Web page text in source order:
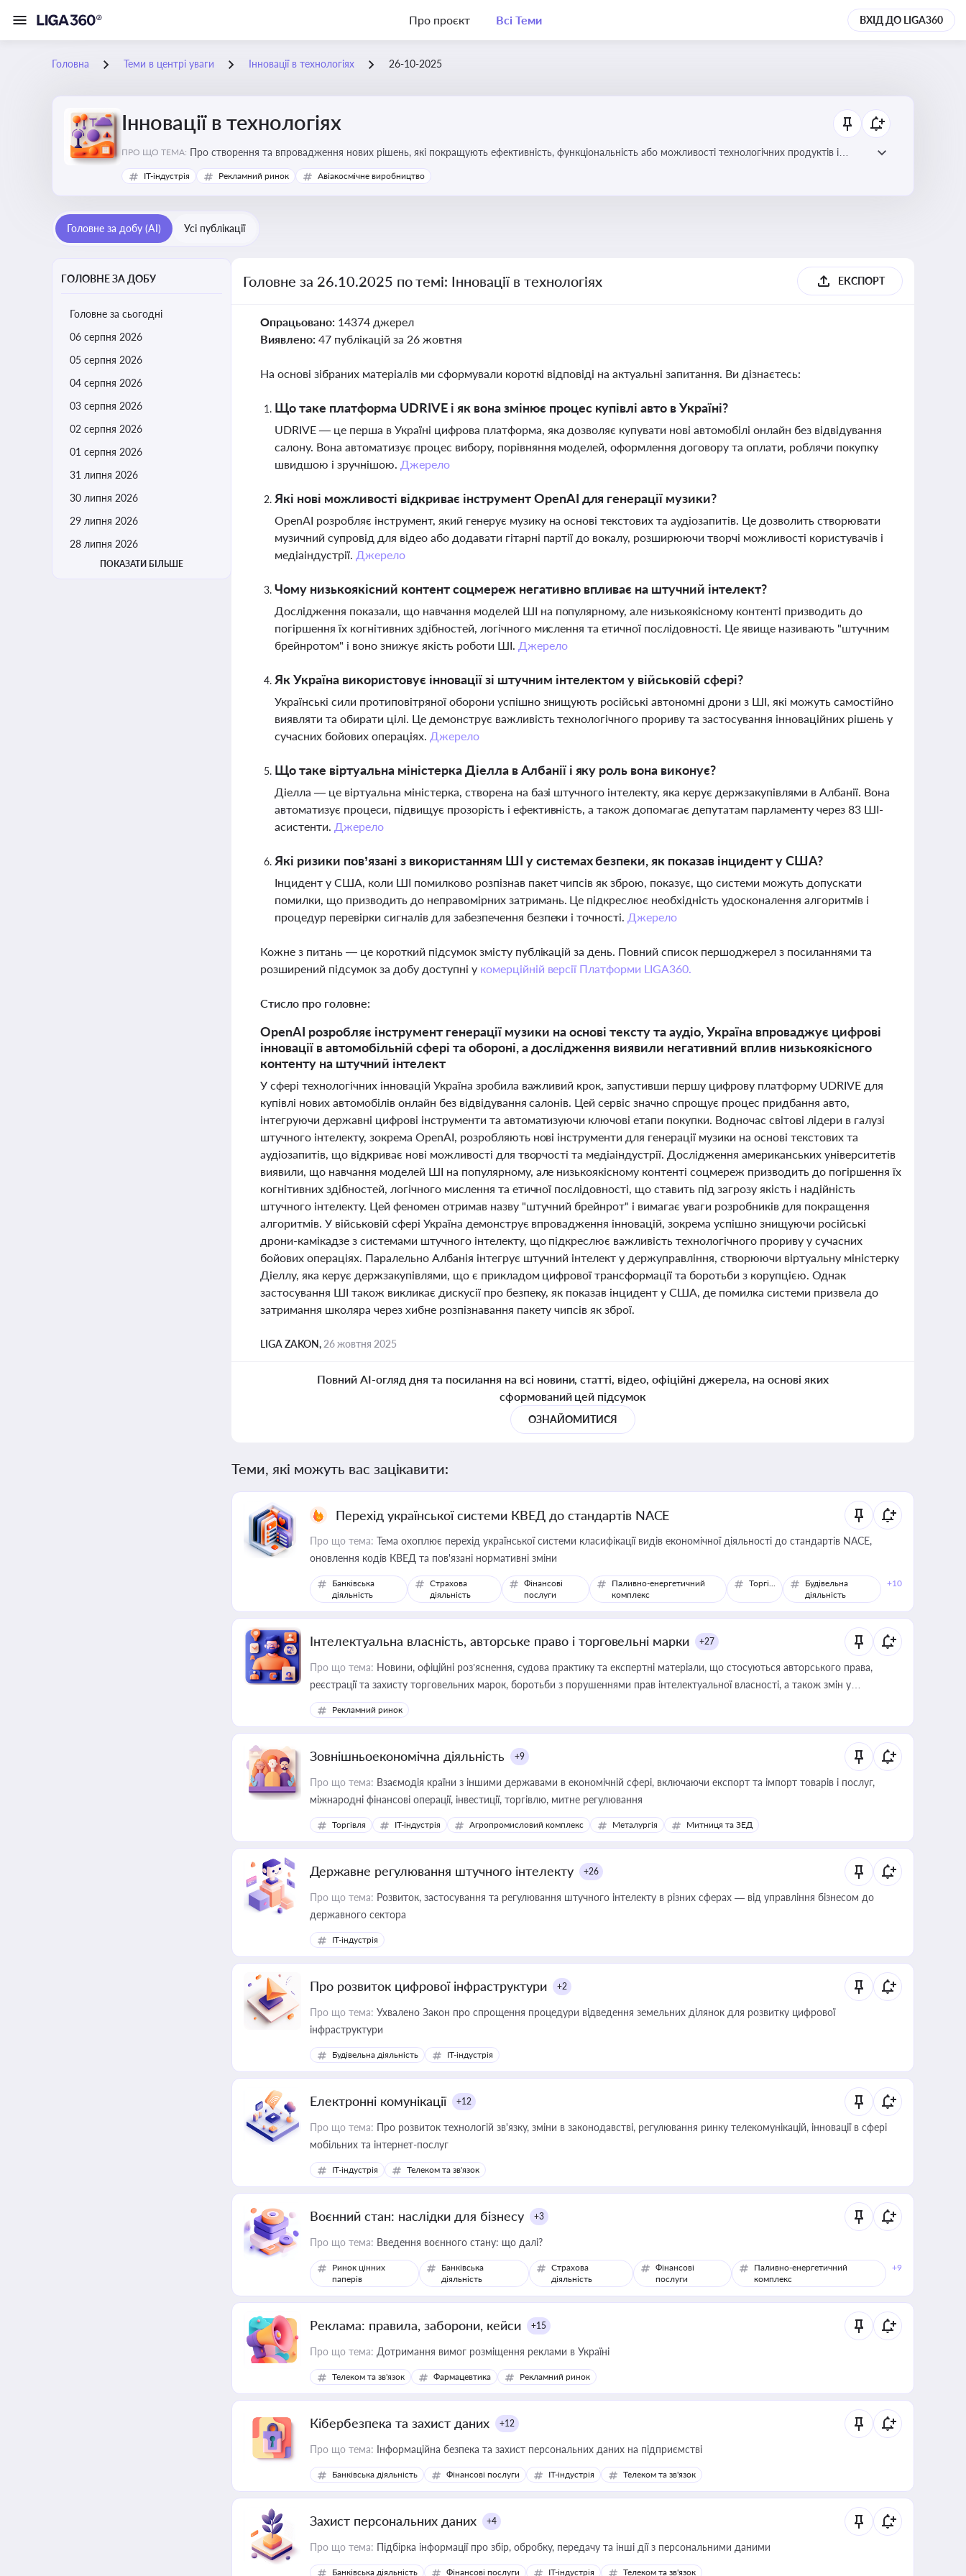
Про проєкт Всі Теми ВХІД ДО LIGA360
Головна Теми в центрі уваги Інновації в технологіях 26-10-2025
Інновації в технологіях
ПРО ЩО ТЕМА: Про створення та впровадження нових рішень, які покращують ефективність, функціональність або можливості технологічних продуктів і
процесів. Штучний інтелект та його використання
IT-індустрія Рекламний ринок Авіакосмічне виробництво
Головне за добу (AI) Усі публікації
ГОЛОВНЕ ЗА ДОБУ
Головне за сьогодні
06 серпня 2026
05 серпня 2026
04 серпня 2026
03 серпня 2026
02 серпня 2026
01 серпня 2026
31 липня 2026
30 липня 2026
29 липня 2026
28 липня 2026
ПОКАЗАТИ БІЛЬШЕ
Головне за 26.10.2025 по темі: Інновації в технологіях ЕКСПОРТ
Опрацьовано: 14374 джерел
Виявлено: 47 публікацій за 26 жовтня
На основі зібраних матеріалів ми сформували короткі відповіді на актуальні запитання. Ви дізнаєтесь:
Що таке платформа UDRIVE і як вона змінює процес купівлі авто в Україні?
UDRIVE — це перша в Україні цифрова платформа, яка дозволяє купувати нові автомобілі онлайн без відвідування
салону. Вона автоматизує процес вибору, порівняння моделей, оформлення договору та оплати, роблячи покупку
швидшою і зручнішою. Джерело
Які нові можливості відкриває інструмент OpenAI для генерації музики?
OpenAI розробляє інструмент, який генерує музику на основі текстових та аудіозапитів. Це дозволить створювати
музичний супровід для відео або додавати гітарні партії до вокалу, розширюючи творчі можливості користувачів і
медіаіндустрії. Джерело
Чому низькоякісний контент соцмереж негативно впливає на штучний інтелект?
Дослідження показали, що навчання моделей ШІ на популярному, але низькоякісному контенті призводить до
погіршення їх когнітивних здібностей, логічного мислення та етичної послідовності. Це явище називають "штучним
брейнротом" і воно знижує якість роботи ШІ. Джерело
Як Україна використовує інновації зі штучним інтелектом у військовій сфері?
Українські сили протиповітряної оборони успішно знищують російські автономні дрони з ШІ, які можуть самостійно
виявляти та обирати цілі. Це демонструє важливість технологічного прориву та застосування інноваційних рішень у
сучасних бойових операціях. Джерело
Що таке віртуальна міністерка Діелла в Албанії і яку роль вона виконує?
Діелла — це віртуальна міністерка, створена на базі штучного інтелекту, яка керує держзакупівлями в Албанії. Вона
автоматизує процеси, підвищує прозорість і ефективність, а також допомагає депутатам парламенту через 83 ШІ-
асистенти. Джерело
Які ризики пов’язані з використанням ШІ у системах безпеки, як показав інцидент у США?
Інцидент у США, коли ШІ помилково розпізнав пакет чипсів як зброю, показує, що системи можуть допускати
помилки, що призводить до неправомірних затримань. Це підкреслює необхідність удосконалення алгоритмів і
процедур перевірки сигналів для забезпечення безпеки і точності. Джерело
Кожне з питань — це короткий підсумок змісту публікацій за день. Повний список першоджерел з посиланнями та
розширений підсумок за добу доступні у комерційній версії Платформи LIGA360.
Стисло про головне:
OpenAI розробляє інструмент генерації музики на основі тексту та аудіо, Україна впроваджує цифрові
інновації в автомобільній сфері та обороні, а дослідження виявили негативний вплив низькоякісного
контенту на штучний інтелект
У сфері технологічних інновацій Україна зробила важливий крок, запустивши першу цифрову платформу UDRIVE для
купівлі нових автомобілів онлайн без відвідування салонів. Цей сервіс значно спрощує процес придбання авто,
інтегруючи державні цифрові інструменти та автоматизуючи ключові етапи покупки. Водночас світові лідери в галузі
штучного інтелекту, зокрема OpenAI, розробляють нові інструменти для генерації музики на основі текстових та
аудіозапитів, що відкриває нові можливості для творчості та медіаіндустрії. Дослідження американських університетів
виявили, що навчання моделей ШІ на популярному, але низькоякісному контенті соцмереж призводить до погіршення їх
когнітивних здібностей, логічного мислення та етичної послідовності, що ставить під загрозу якість і надійність
штучного інтелекту. Цей феномен отримав назву "штучний брейнрот" і вимагає уваги розробників для покращення
алгоритмів. У військовій сфері Україна демонструє впровадження інновацій, зокрема успішно знищуючи російські
дрони-камікадзе з системами штучного інтелекту, що підкреслює важливість технологічного прориву у сучасних
бойових операціях. Паралельно Албанія інтегрує штучний інтелект у держуправління, створюючи віртуальну міністерку
Діеллу, яка керує держзакупівлями, що є прикладом цифрової трансформації та боротьби з корупцією. Однак
застосування ШІ також викликає дискусії про безпеку, як показав інцидент у США, де помилка системи призвела до
затримання школяра через хибне розпізнавання пакету чипсів як зброї.
LIGA ZAKON, 26 жовтня 2025
Повний AI-огляд дня та посилання на всі новини, статті, відео, офіційні джерела, на основі яких
сформований цей підсумок
ОЗНАЙОМИТИСЯ
Теми, які можуть вас зацікавити:
Перехід української системи КВЕД до стандартів NACE
Про що тема: Тема охоплює перехід української системи класифікації видів економічної діяльності до стандартів NACE,
оновлення кодів КВЕД та пов'язані нормативні зміни
Банківська
діяльність
Страхова
діяльність
Фінансові
послуги
Паливно-енергетичний
комплекс
Торгівля
Будівельна
діяльність
+10
Інтелектуальна власність, авторське право і торговельні марки +27
Про що тема: Новини, офіційні роз’яснення, судова практику та експертні матеріали, що стосуються авторського права,
реєстрації та захисту торговельних марок, боротьби з порушеннями прав інтелектуальної власності, а також змін у
законодавстві у цій сфері
Рекламний ринок
Зовнішньоекономічна діяльність +9
Про що тема: Взаємодія країни з іншими державами в економічній сфері, включаючи експорт та імпорт товарів і послуг,
міжнародні фінансові операції, інвестиції, торгівлю, митне регулювання
Торгівля IT-індустрія Агропромисловий комплекс Металургія Митниця та ЗЕД
Державне регулювання штучного інтелекту +26
Про що тема: Розвиток, застосування та регулювання штучного інтелекту в різних сферах — від управління бізнесом до
державного сектора
IT-індустрія
Про розвиток цифрової інфраструктури +2
Про що тема: Ухвалено Закон про спрощення процедури відведення земельних ділянок для розвитку цифрової
інфраструктури
Будівельна діяльність IT-індустрія
Електронні комунікації +12
Про що тема: Про розвиток технологій зв'язку, зміни в законодавстві, регулювання ринку телекомунікацій, інновації в сфері
мобільних та інтернет-послуг
IT-індустрія Телеком та зв'язок
Воєнний стан: наслідки для бізнесу +3
Про що тема: Введення воєнного стану: що далі?
Ринок цінних
паперів
Банківська
діяльність
Страхова
діяльність
Фінансові
послуги
Паливно-енергетичний
комплекс
+9
Реклама: правила, заборони, кейси +15
Про що тема: Дотримання вимог розміщення реклами в Україні
Телеком та зв'язок Фармацевтика Рекламний ринок
Кібербезпека та захист даних +12
Про що тема: Інформаційна безпека та захист персональних даних на підприємстві
Банківська діяльність Фінансові послуги IT-індустрія Телеком та зв'язок
Захист персональних даних +4
Про що тема: Підбірка інформації про збір, обробку, передачу та інші дії з персональними даними
Банківська діяльність Фінансові послуги IT-індустрія Телеком та зв'язок